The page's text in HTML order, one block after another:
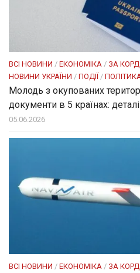
ВСІ НОВИНИ / ЕКОНОМІКА / ЗА
НОВИНИ УКРАЇНИ / ПОДІЇ /
Молодь з окупованих
документи в 5 країнах:
05.06.2026
ВСІ НОВИНИ / ЕКОНОМІКА / ЗА